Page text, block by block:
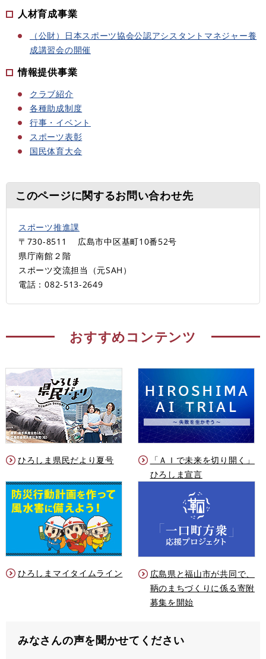
人材育成事業
（公財）日本スポーツ協会公認アシスタントマネジャー養
成講習会の開催
情報提供事業
クラブ紹介
各種助成制度
行事・イベント
スポーツ表彰
国民体育大会
このページに関するお問い合わせ先
スポーツ推進課
〒730-8511
広島市中区基町10番52号
県庁南館２階
スポーツ交流担当（元SAH）
電話：082-513-2649
おすすめコンテンツ
ひろしま県民だより夏号
「ＡＩで未来を切り開く」
ひろしま宣言
ひろしまマイタイムライン
広島県と福山市が共同で、
鞆のまちづくりに係る寄附
募集を開始
みなさんの声を聞かせてください